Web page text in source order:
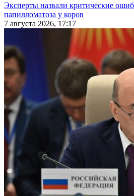
Эксперты назвали критические
папилломатоза у коров
7 августа 2026, 17:17